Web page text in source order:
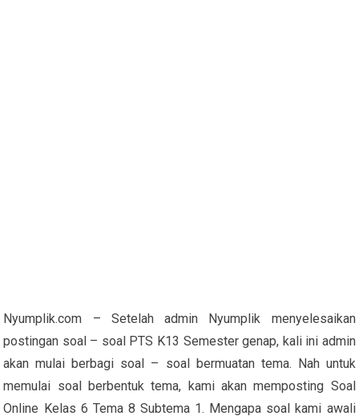
Nyumplik.com – Setelah admin Nyumplik menyelesaikan
postingan soal – soal PTS K13 Semester genap, kali ini admin
akan mulai berbagi soal – soal bermuatan tema. Nah untuk
memulai soal berbentuk tema, kami akan memposting Soal
Online Kelas 6 Tema 8 Subtema 1. Mengapa soal kami awali